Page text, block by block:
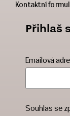
Kontaktní
Přihlaš
Emailová
Souhlas se